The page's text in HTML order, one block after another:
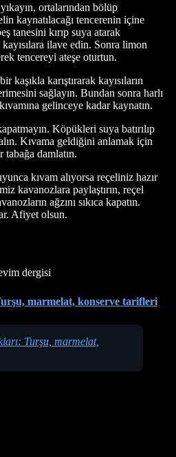
ortalarından bölüp
kaynatılacağı tencerenin içine
tanesini kırıp suya atarak
ilave edin. Sonra limon
tencereyi ateşe oturtun.
kaşıkla karıştırarak kayısıların
sağlayın. Bundan sonra harlı
gelinceye kadar kaynatın.
Köpükleri suya batırılıp
Kıvama geldiğini anlamak için
tabağa damlatın.
kıvam alıyorsa reçeliniz hazır
kavanozlara paylaştırın, reçel
ağzını sıkıca kapatın.
Afiyet olsun.
marmelat, konserve tarifleri
Turşu, marmelat,